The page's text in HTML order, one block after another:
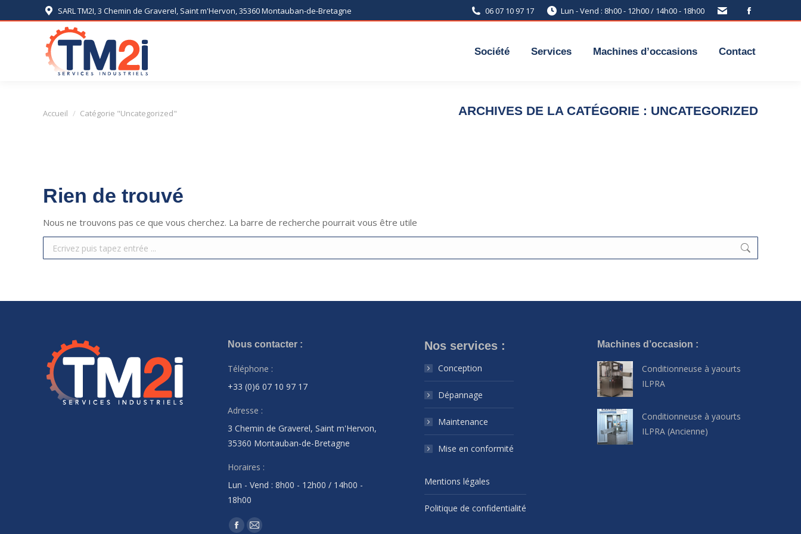
SARL TM2I, 3 Chemin de Graverel, Saint m'Hervon, 35360 Montauban-de-Bretagne 06 07 10 97 17 Lun - Vend : 8h00 - 12h00 / 14h00 - 18h00
Société Services Machines d’occasions Contact
Vous êtes ici :
Accueil Catégorie "Uncategorized" ARCHIVES DE LA CATÉGORIE : UNCATEGORIZED
Rien de trouvé
Nous ne trouvons pas ce que vous cherchez. La barre de recherche pourrait vous être utile
Search:
Nous contacter :
Téléphone :
+33 (0)6 07 10 97 17
Adresse :
3 Chemin de Graverel, Saint m'Hervon,
35360 Montauban-de-Bretagne
Horaires :
Lun - Vend : 8h00 - 12h00 / 14h00 -
18h00
Trouvez nous sur :
Facebook
Mail
Nos services :
Conception
Dépannage
Maintenance
Mise en conformité
Mentions légales
Politique de confidentialité
Machines d’occasion :
Conditionneuse à yaourts
ILPRA
Conditionneuse à yaourts
ILPRA (Ancienne)